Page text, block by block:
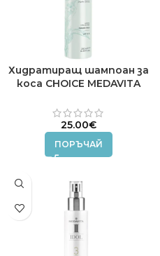
Хидратиращ шампоан за
коса CHOICE MEDAVITA
25.00€
ПОРЪЧАЙ